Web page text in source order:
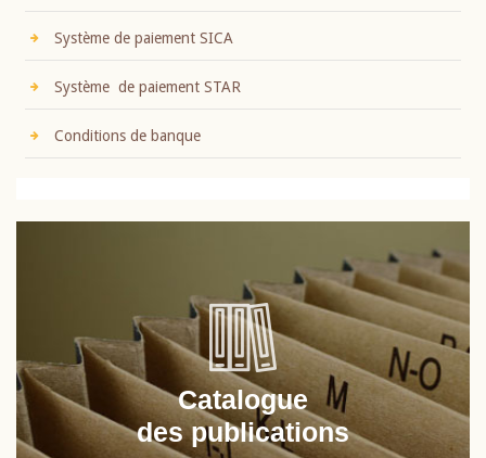
Système de paiement SICA
Système de paiement STAR
Conditions de banque
Catalogue
des publications